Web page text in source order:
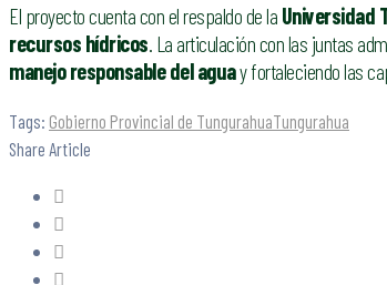
El proyecto cuenta con el respaldo de la Universidad
recursos hídricos. La articulación con las juntas
manejo responsable del aguay fortaleciendo las
Tags: Gobierno Provincial de TungurahuaTungurahua
Share Article